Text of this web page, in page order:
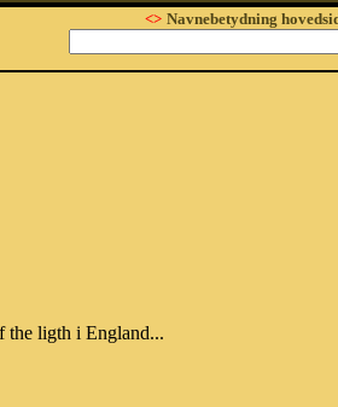
<> Navnebetydning
ligth i England...